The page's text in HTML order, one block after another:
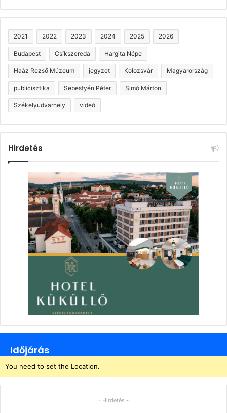
2021 2022 2023 2024 2025 2026
Budapest Csíkszereda Hargita Népe
Haáz Rezső Múzeum jegyzet Kolozsvár Magyarország
publicisztika Sebestyén Péter Simó Márton
Székelyudvarhely videó
Hirdetés
Időjárás
You need to set the Location.
- Hirdetés -